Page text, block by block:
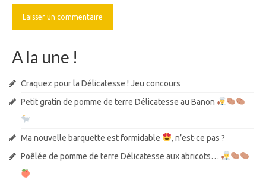
A la une !
Craquez pour la Délicatesse ! Jeu concours
Petit gratin de pomme de terre Délicatesse au Banon
Ma nouvelle barquette est formidable
, n’est-ce pas ?
Poêlée de pomme de terre Délicatesse aux abricots…